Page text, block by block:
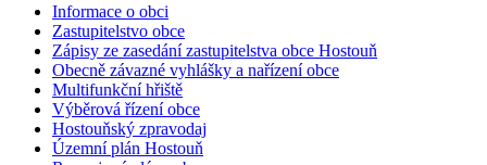
Informace o obci
Zastupitelstvo obce
Zápisy ze zasedání zastupitelstva obce Hostouň
Obecně závazné vyhlášky a nařízení obce
Multifunkční hřiště
Výběrová řízení obce
Hostouňský zpravodaj
Územní plán Hostouň